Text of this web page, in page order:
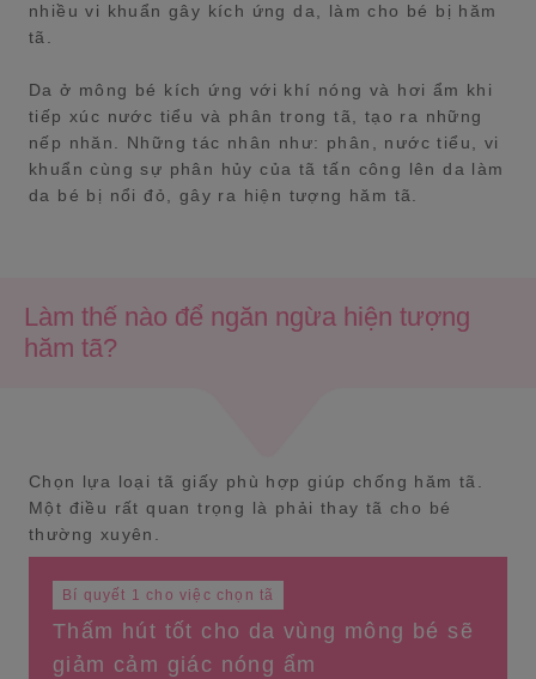
nhiều vi khuẩn gây kích ứng da, làm cho bé bị hăm
tã.
Da ở mông bé kích ứng với khí nóng và hơi ẩm khi
tiếp xúc nước tiểu và phân trong tã, tạo ra những
nếp nhăn. Những tác nhân như: phân, nước tiểu, vi
khuẩn cùng sự phân hủy của tã tấn công lên da làm
da bé bị nổi đỏ, gây ra hiện tượng hăm tã.
Làm thế nào để ngăn ngừa hiện tượng
hăm tã?
Chọn lựa loại tã giấy phù hợp giúp chống hăm tã.
Một điều rất quan trọng là phải thay tã cho bé
thường xuyên.
Bí quyết 1 cho việc chọn tã
Thấm hút tốt cho da vùng mông bé sẽ
giảm cảm giác nóng ẩm